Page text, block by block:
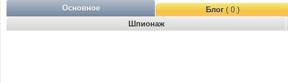
Основное Блог( 0 )
Шпионаж